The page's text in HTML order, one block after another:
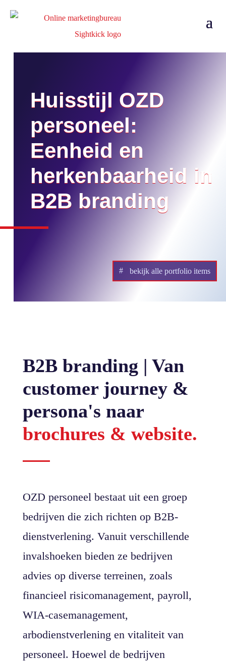
Huisstijl OZD
personeel:
Eenheid en
herkenbaarheid in
B2B branding
bekijk alle portfolio items
B2B branding | Van
customer journey &
persona's naar
brochures & website.
OZD personeel bestaat uit een groep
bedrijven die zich richten op B2B-
dienstverlening. Vanuit verschillende
invalshoeken bieden ze bedrijven
advies op diverse terreinen, zoals
financieel risicomanagement, payroll,
WIA-casemanagement,
arbodienstverlening en vitaliteit van
personeel. Hoewel de bedrijven